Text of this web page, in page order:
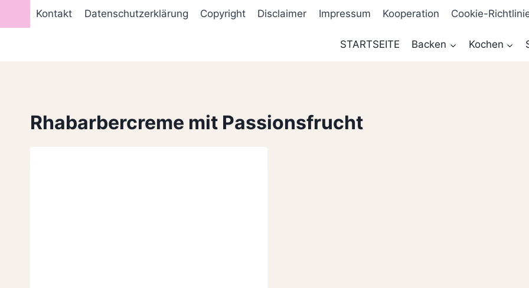
Kontakt Datenschutzerklärung Copyright Disclaimer Impressum Kooperation Cookie-
STARTSEITE Backen Kochen
Rhabarbercreme mit Passionsfrucht